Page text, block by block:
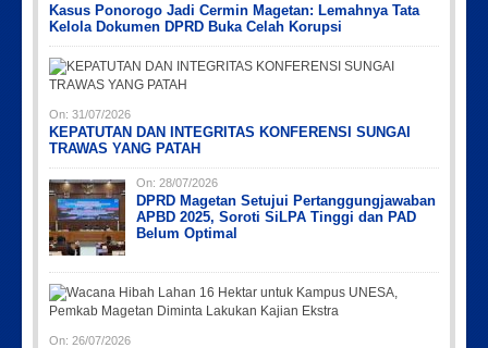
IMG_20230730_152959
Picsart_23-04-12_11-55-35-604
Picsart_23-04-12_12-24-51-034
Picsart_23-04-02_13-27-26-448
IMG-20191006-WA0043
Kasus Ponorogo Jadi Cermin Magetan: Lemahnya Tata
Kelola Dokumen DPRD Buka Celah Korupsi
On: 31/07/2026
KEPATUTAN DAN INTEGRITAS KONFERENSI SUNGAI
TRAWAS YANG PATAH
On: 28/07/2026
DPRD Magetan Setujui Pertanggungjawaban
APBD 2025, Soroti SiLPA Tinggi dan PAD
Belum Optimal
On: 26/07/2026